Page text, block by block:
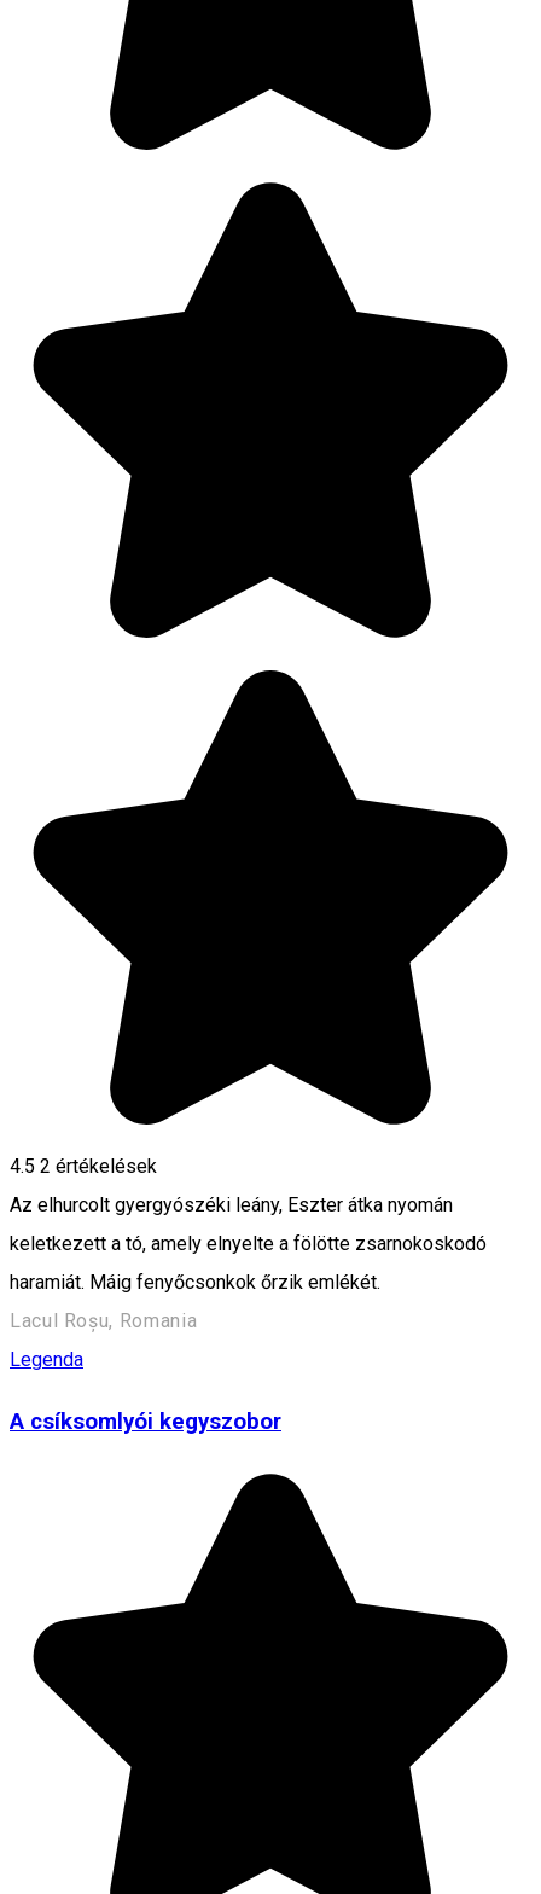
4.5 2 értékelések
Az elhurcolt gyergyószéki leány, Eszter átka nyomán
keletkezett a tó, amely elnyelte a fölötte zsarnokoskodó
haramiát. Máig fenyőcsonkok őrzik emlékét.
Lacul Roșu, Romania
Legenda
A csíksomlyói kegyszobor